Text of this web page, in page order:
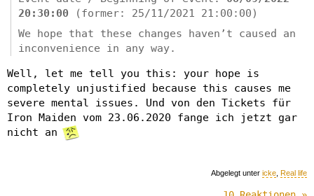
20:30:00 (former: 25/11/2021 21:00:00)
We hope that these changes haven’t caused an
inconvenience in any way.
Well, let me tell you this: your hope is
completely unjustified because this causes me
severe mental issues. Und von den Tickets für
Iron Maiden vom 23.06.2020 fange ich jetzt gar
nicht an
Abgelegt unter icke Real life